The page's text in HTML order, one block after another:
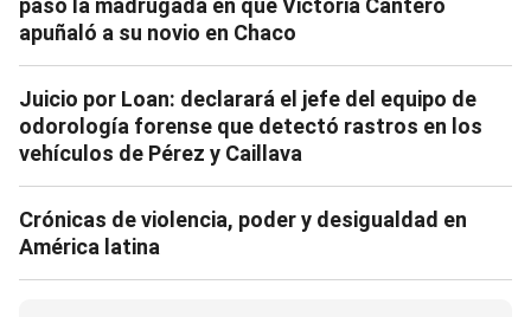
pasó la madrugada en que Victoria Cantero
apuñaló a su novio en Chaco
Juicio por Loan: declarará el jefe del equipo de
odorología forense que detectó rastros en los
vehículos de Pérez y Caillava
Crónicas de violencia, poder y desigualdad en
América latina